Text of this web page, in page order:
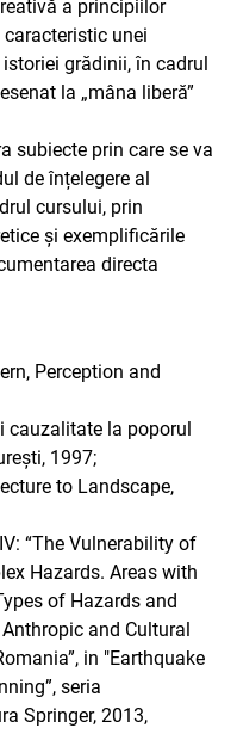
a principiilor
unei
grădinii, în cadrul
la „mâna liberă”
subiecte prin care se va
de înțelegere al
cursului, prin
și exemplificările
directa
Perception and
cauzalitate la poporul
1997;
to Landscape,
“The Vulnerability of
Hazards. Areas with
of Hazards and
and Cultural
in "Earthquake
seria
Springer, 2013,